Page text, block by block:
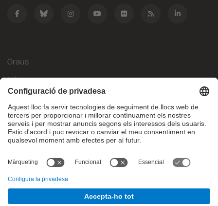
Graus
Màsters
Mobilitat Internacional
Recerca
Empresa
Què necessites?